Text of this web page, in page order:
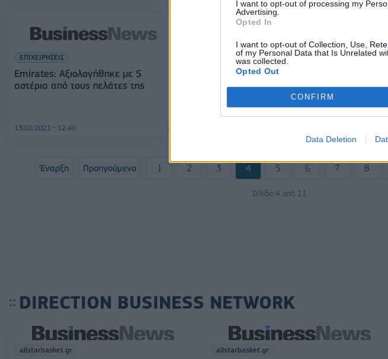
I want to opt-out of processing my
Advertising.
Opted In
I want to opt-out of Collection, Use,
of my Personal Data that Is Unrelated
was collected.
Opted Out
CONFIRM
Data Deletion
ΕΠΙΧΕΙΡΗΣΕΙΣ
Emirates: Αξιολογήθηκε με 5
αστέρια από τους πελάτες της
13/01/2021 - 12:40
ΕΠΙΧΕΙΡΗΣΕΙΣ
Η Emirates ενισχύει το στόλο της με
την προσθήκη τριών νέων
εμβληματικών αεροσκαφών Α380
Έναρξη Προηγούμενο 1 2 3 4 5 6 7 8
Σελίδα 4 από 11
DIRECTION BUSINESS NETWORK
allstarbasket.gr allstarbasket.gr